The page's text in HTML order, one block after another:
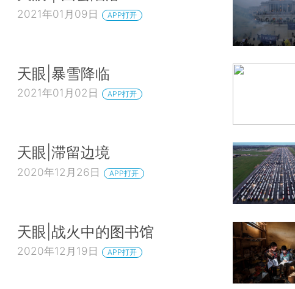
2021年01月09日 APP打开
天眼|暴雪降临
2021年01月02日 APP打开
天眼|滞留边境
2020年12月26日 APP打开
天眼|战火中的图书馆
2020年12月19日 APP打开